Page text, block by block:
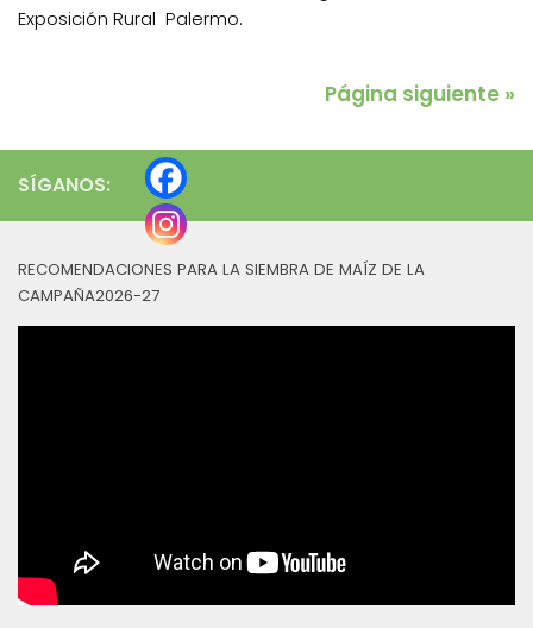
Exposición Rural Palermo.
Página siguiente »
SÍGANOS:
RECOMENDACIONES PARA LA SIEMBRA DE MAÍZ DE LA
CAMPAÑA2026-27